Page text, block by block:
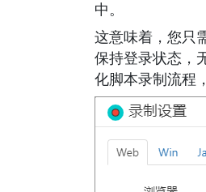
中。
这意味着，您只
保持登录状态，
化脚本录制流程